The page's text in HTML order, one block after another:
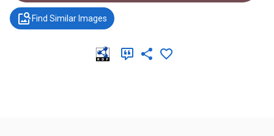
Find Similar Images